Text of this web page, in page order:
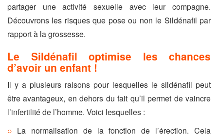
partager une activité sexuelle avec leur compagne.
Découvrons les risques que pose ou non le Sildénafil par
rapport à la grossesse.
Le Sildénafil optimise les chances
d’avoir un enfant !
Il y a plusieurs raisons pour lesquelles le sildénafil peut
être avantageux, en dehors du fait qu’il permet de vaincre
l’infertilité de l’homme. Voici lesquelles :
La normalisation de la fonction de l’érection. Cela